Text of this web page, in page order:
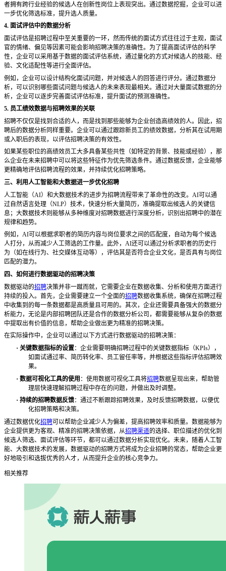
者拥有跨行业经验的候选人在创新性岗位上表现突出。通过数据挖掘，企业可以进
一步优化筛选标准，提升选人质量。
4. 面试评估中的数据分析
面试评估是招聘过程中至关重要的一环，然而传统的面试方式往往过于主观，面试
官的情绪、偏见等因素可能会影响招聘决策的准确性。为了提高面试评估的科学
性，企业可以采用基于数据的面试评估系统，通过量化的方式对候选人的技能、经
验、文化适配性等进行全面评估。
例如，企业可以设计结构化面试问题，并对候选人的回答进行评分。通过数据分
析，可以识别哪些面试问题与候选人的未来表现最相关。通过对大量面试数据的分
析，企业可以逐步完善面试评估标准，提升面试的预测准确性。
5. 员工绩效数据与招聘效果的关联
招聘不仅仅是找到合适的人，而是找到那些能够为企业创造高绩效的人。因此，招
聘后的数据分析同样重要。企业可以通过跟踪新员工的绩效数据，分析其在试用期
或入职后的表现，以评估招聘决策的有效性。
如果某些职位的高绩效员工大多具备某些共性（如特定的背景、技能或经验），那
么企业在未来招聘中可以将这些特征作为优先筛选条件。通过数据反馈，企业能够
更精确地评估招聘流程的效果，并持续优化招聘策略。
三、利用人工智能和大数据进一步优化招聘
人工智能（AI）和大数据技术的进步为招聘流程带来了革命性的改变。AI可以通
过自然语言处理（NLP）技术，快速分析大量简历，准确提取出候选人的关键信
息；大数据技术则能够从多种维度对招聘数据进行深度分析，识别出招聘中的潜在
规律和趋势。
例如， AI可以根据求职者的简历内容与岗位要求之间的匹配度，自动为每个候选
人打分，从而减少人工筛选的工作量。此外，AI还可以通过分析求职者的历史行
为（如在线行为、社交媒体互动等），评估其是否符合企业文化，是否具有与岗位
匹配的潜力。
四、如何进行数据驱动的招聘决策
数据驱动的招聘决策并非一蹴而就，它需要企业在数据收集、分析和使用方面进行
持续的投入。首先，企业需要建立一个全面的招聘数据收集系统，确保在招聘过程
中收集到的每一条数据都是高质量且可用的。其次，企业还需要具备强大的数据分
析能力，无论是内部招聘团队还是合作的数据分析公司，都需要能够从复杂的数据
中提取出有价值的信息，帮助企业做出更为精准的招聘决策。
在实际操作中，企业可以通过以下方式进行数据驱动的招聘决策：
· 关键数据指标的设置：企业需要明确招聘过程中的关键数据指标（KPIs），
如面试通过率、简历转化率、员工留任率等，并根据这些指标评估招聘效
果。
· 数据可视化工具的使用 ：使用数据可视化工具将招聘数据呈现出来，帮助管
理层快速理解招聘过程中存在的问题，并做出及时调整。
· 持续的招聘数据反馈：通过不断跟踪招聘效果，及时反馈招聘数据，以便优
化招聘策略和决策。
通过数据优化招聘可以帮助企业减少人为偏差，提高招聘效率和质量。数据能够为
企业提供更为客观、精准的招聘决策依据，从招聘渠道的选择、职位描述的优化到
候选人筛选、面试评估等环节，都可以通过数据分析实现优化。未来，随着人工智
能、大数据技术的发展，数据驱动的招聘方式将成为企业招聘的常态，帮助企业更
好地吸引和选拔优秀的人才，从而提升企业的核心竞争力。
相关推荐